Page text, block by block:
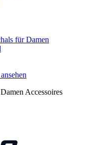
für Damen
Damen Accessoires